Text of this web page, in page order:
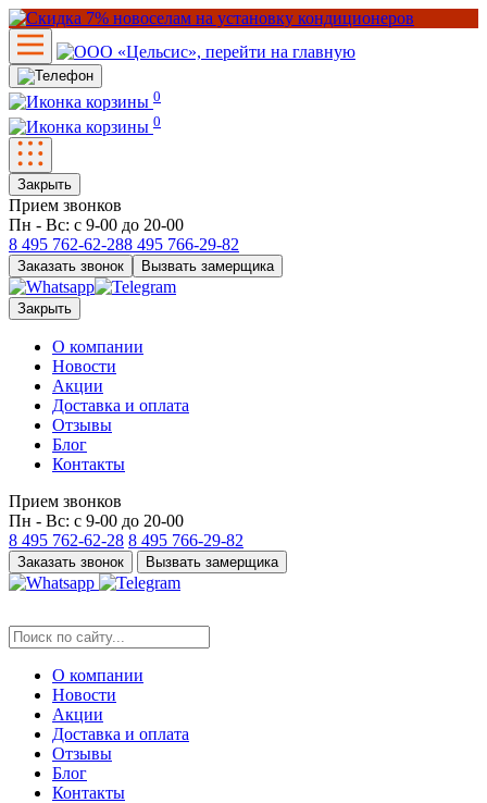
0
0
Закрыть
Прием звонков
Пн - Вс: с 9-00 до 20-00
8 495 762-62-288 495 766-29-82
Заказать звонок Вызвать замерщика
Закрыть
О компании
Новости
Акции
Доставка и оплата
Отзывы
Блог
Контакты
Прием звонков
Пн - Вс: с 9-00 до 20-00
8 495 762-62-28 8 495 766-29-82
Заказать звонок Вызвать замерщика
О компании
Новости
Акции
Доставка и оплата
Отзывы
Блог
Контакты